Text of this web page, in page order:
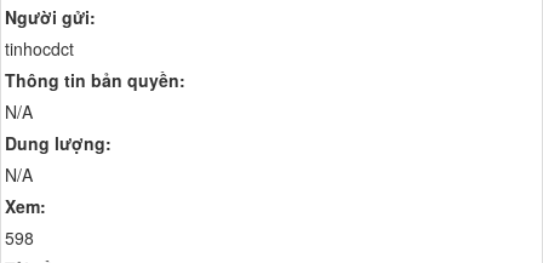
Người gửi:
tinhocdct
Thông tin bản quyền:
N/A
Dung lượng:
N/A
Xem:
598